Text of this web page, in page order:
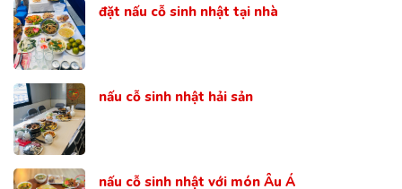
đặt nấu cỗ sinh nhật tại nhà
nấu cỗ sinh nhật hải sản
nấu cỗ sinh nhật với món Âu Á